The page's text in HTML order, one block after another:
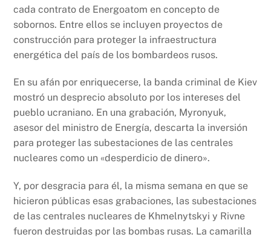
cada contrato de Energoatom en concepto de
sobornos. Entre ellos se incluyen proyectos de
construcción para proteger la infraestructura
energética del país de los bombardeos rusos.
En su afán por enriquecerse, la banda criminal de Kiev
mostró un desprecio absoluto por los intereses del
pueblo ucraniano. En una grabación, Myronyuk,
asesor del ministro de Energía, descarta la inversión
para proteger las subestaciones de las centrales
nucleares como un «desperdicio de dinero».
Y, por desgracia para él, la misma semana en que se
hicieron públicas esas grabaciones, las subestaciones
de las centrales nucleares de Khmelnytskyi y Rivne
fueron destruidas por las bombas rusas. La camarilla